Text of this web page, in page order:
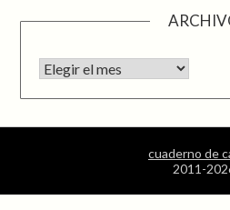
Archivo
cuaderno de
2011-